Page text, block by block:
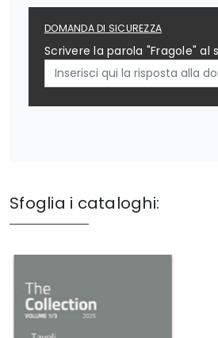
DOMANDA DI SICUREZZA
Scrivere la parola "Fragole" al
Sfoglia i cataloghi: